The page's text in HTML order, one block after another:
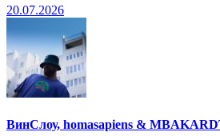
20.07.2026
ВинСлоу, homasapiens &